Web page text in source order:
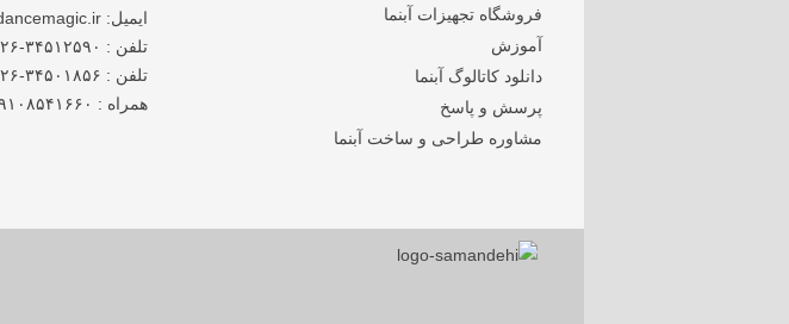
فروشگاه تجهیزات آبنما
آموزش
دانلود کاتالوگ آبنما
پرسش و پاسخ
مشاوره طراحی و ساخت آبنما
ایمیل: info@waterdancemagic.ir
تلفن : ۳۴۵۱۲۵۹۰-۰۲۶
تلفن : ۳۴۵۰۱۸۵۶-۰۲۶
همراه : ۰۹۱۰۸۵۴۱۶۶۰